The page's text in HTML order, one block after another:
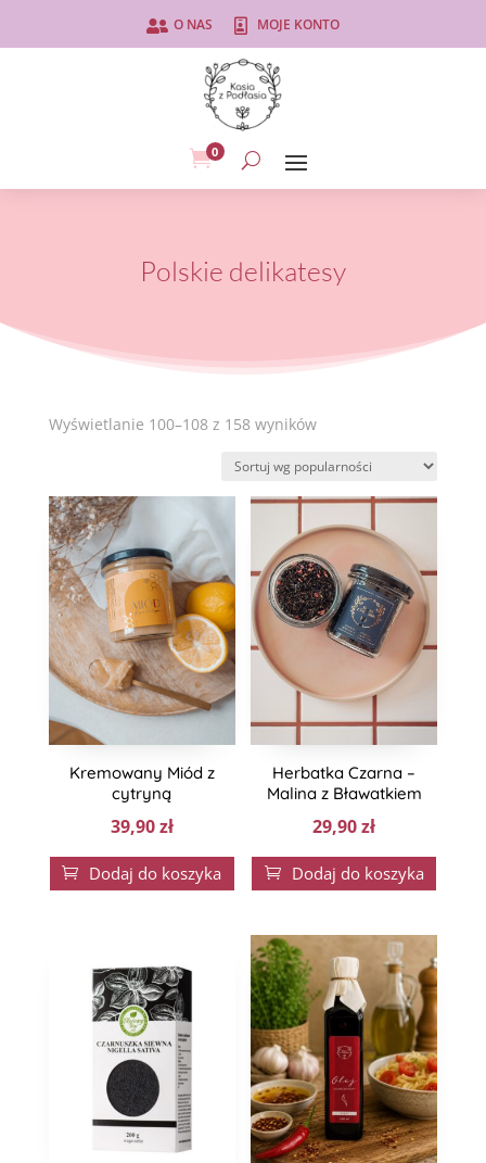
 O NAS  MOJE KONTO
0
Polskie delikatesy
Wyświetlanie 100–108 z 158 wynikówPosortowane
popularności
Kremowany Miód z
cytryną
39,90zł
 Dodaj do koszyka
Herbatka Czarna –
Malina z Bławatkiem
29,90zł
 Dodaj do koszyka